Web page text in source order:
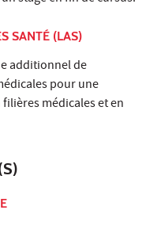
SANTÉ (LAS)
additionnel de
pour une
médicales et en